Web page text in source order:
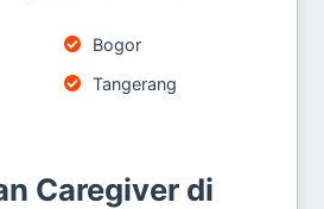
Bogor
Tangerang
Caregiver di